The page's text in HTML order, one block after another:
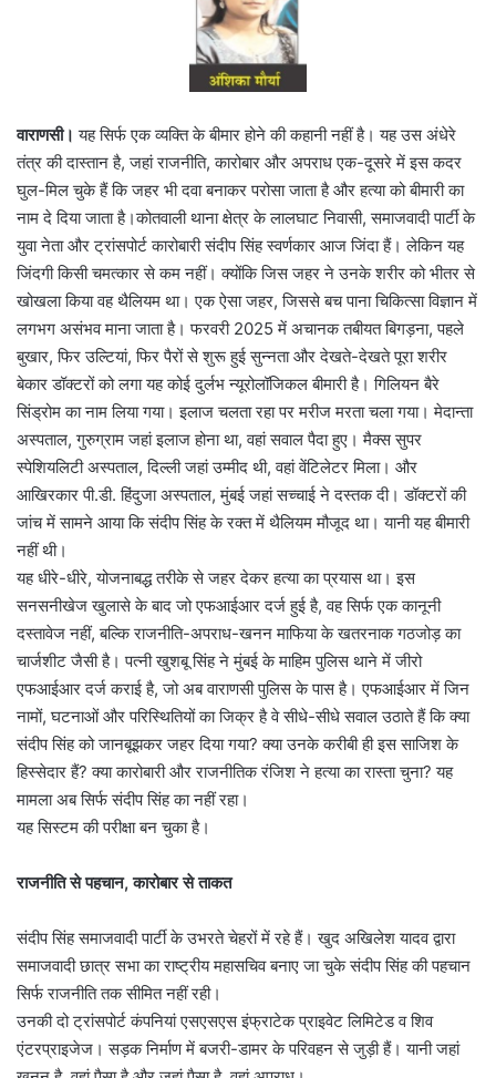
वाराणसी। यह सिर्फ एक व्यक्ति के बीमार होने की कहानी नहीं है। यह उस अंधेरे
तंत्र की दास्तान है, जहां राजनीति, कारोबार और अपराध एक-दूसरे में इस कदर
घुल-मिल चुके हैं कि जहर भी दवा बनाकर परोसा जाता है और हत्या को बीमारी का
नाम दे दिया जाता है।कोतवाली थाना क्षेत्र के लालघाट निवासी, समाजवादी पार्टी के
युवा नेता और ट्रांसपोर्ट कारोबारी संदीप सिंह स्वर्णकार आज जिंदा हैं। लेकिन यह
जिंदगी किसी चमत्कार से कम नहीं। क्योंकि जिस जहर ने उनके शरीर को भीतर से
खोखला किया वह थैलियम था। एक ऐसा जहर, जिससे बच पाना चिकित्सा विज्ञान में
लगभग असंभव माना जाता है। फरवरी 2025 में अचानक तबीयत बिगड़ना, पहले
बुखार, फिर उल्टियां, फिर पैरों से शुरू हुई सुन्नता और देखते-देखते पूरा शरीर
बेकार डॉक्टरों को लगा यह कोई दुर्लभ न्यूरोलॉजिकल बीमारी है। गिलियन बैरे
सिंड्रोम का नाम लिया गया। इलाज चलता रहा पर मरीज मरता चला गया। मेदान्ता
अस्पताल, गुरुग्राम जहां इलाज होना था, वहां सवाल पैदा हुए। मैक्स सुपर
स्पेशियलिटी अस्पताल, दिल्ली जहां उम्मीद थी, वहां वेंटिलेटर मिला। और
आखिरकार पी.डी. हिंदुजा अस्पताल, मुंबई जहां सच्चाई ने दस्तक दी। डॉक्टरों की
जांच में सामने आया कि संदीप सिंह के रक्त में थैलियम मौजूद था। यानी यह बीमारी
नहीं थी।
यह धीरे-धीरे, योजनाबद्ध तरीके से जहर देकर हत्या का प्रयास था। इस
सनसनीखेज खुलासे के बाद जो एफआईआर दर्ज हुई है, वह सिर्फ एक कानूनी
दस्तावेज नहीं, बल्कि राजनीति-अपराध-खनन माफिया के खतरनाक गठजोड़ का
चार्जशीट जैसी है। पत्नी खुशबू सिंह ने मुंबई के माहिम पुलिस थाने में जीरो
एफआईआर दर्ज कराई है, जो अब वाराणसी पुलिस के पास है। एफआईआर में जिन
नामों, घटनाओं और परिस्थितियों का जिक्र है वे सीधे-सीधे सवाल उठाते हैं कि क्या
संदीप सिंह को जानबूझकर जहर दिया गया? क्या उनके करीबी ही इस साजिश के
हिस्सेदार हैं? क्या कारोबारी और राजनीतिक रंजिश ने हत्या का रास्ता चुना? यह
मामला अब सिर्फ संदीप सिंह का नहीं रहा।
यह सिस्टम की परीक्षा बन चुका है।
राजनीति से पहचान, कारोबार से ताकत
संदीप सिंह समाजवादी पार्टी के उभरते चेहरों में रहे हैं। खुद अखिलेश यादव द्वारा
समाजवादी छात्र सभा का राष्ट्रीय महासचिव बनाए जा चुके संदीप सिंह की पहचान
सिर्फ राजनीति तक सीमित नहीं रही।
उनकी दो ट्रांसपोर्ट कंपनियां एसएसएस इंफ्राटेक प्राइवेट लिमिटेड व शिव
एंटरप्राइजेज। सड़क निर्माण में बजरी-डामर के परिवहन से जुड़ी हैं। यानी जहां